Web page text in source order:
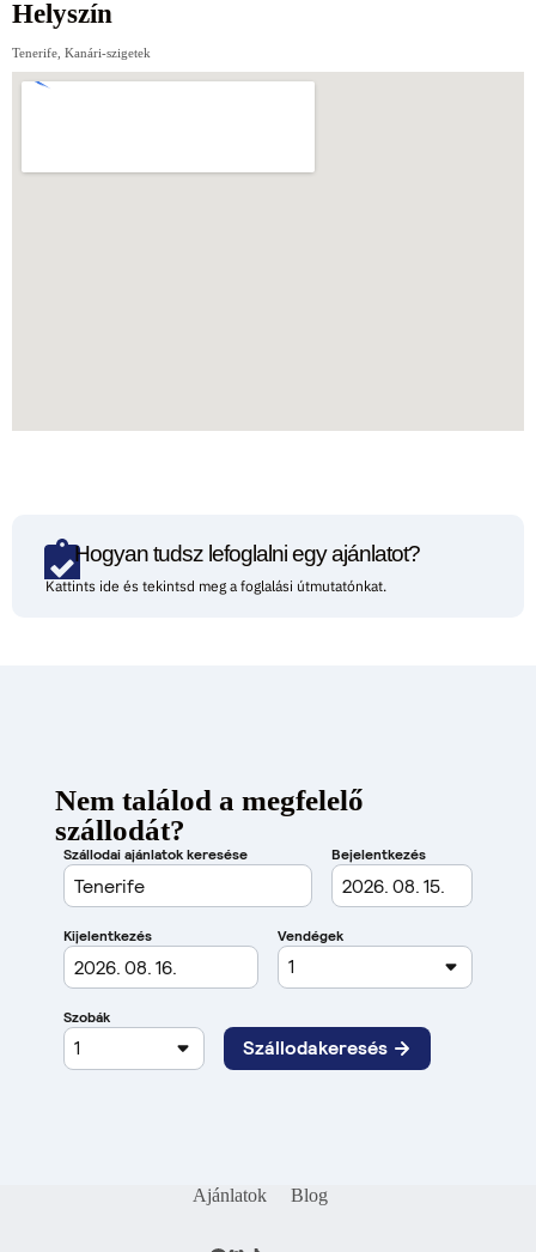
Helyszín
Tenerife, Kanári-szigetek
Hogyan tudsz lefoglalni egy ajánlatot?
Kattints ide és tekintsd meg a foglalási útmutatónkat.
Nem találod a megfelelő
szállodát?
Ajánlatok Blog